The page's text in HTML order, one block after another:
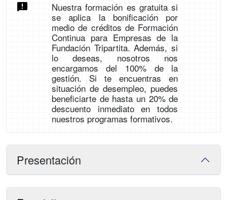
Nuestra formación es gratuita si
se aplica la bonificación por
medio de créditos de Formación
Continua para Empresas de la
Fundación Tripartita. Además, si
lo deseas, nosotros nos
encargamos del 100% de la
gestión. Si te encuentras en
situación de desempleo, puedes
beneficiarte de hasta un 20% de
descuento inmediato en todos
nuestros programas formativos.
Presentación